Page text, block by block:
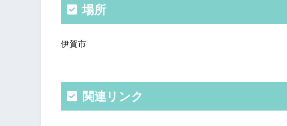
場所
伊賀市
関連リンク